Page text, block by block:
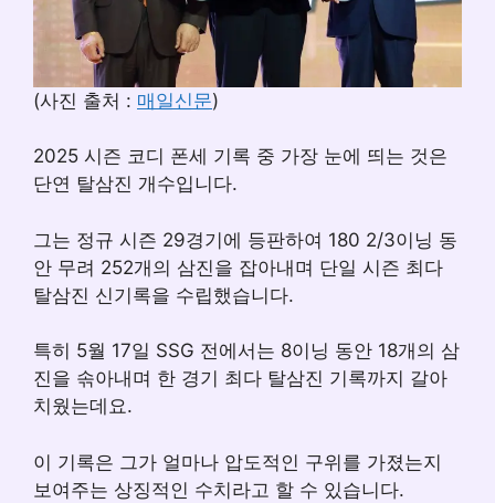
(사진 출처 : 매일신문)
2025 시즌 코디 폰세 기록 중 가장 눈에 띄는 것은
단연 탈삼진 개수입니다.
그는 정규 시즌 29경기에 등판하여 180 2/3이닝 동
안 무려 252개의 삼진을 잡아내며 단일 시즌 최다
탈삼진 신기록을 수립했습니다.
특히 5월 17일 SSG 전에서는 8이닝 동안 18개의 삼
진을 솎아내며 한 경기 최다 탈삼진 기록까지 갈아
치웠는데요.
이 기록은 그가 얼마나 압도적인 구위를 가졌는지
보여주는 상징적인 수치라고 할 수 있습니다.